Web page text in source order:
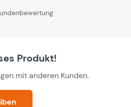
von 0 von 5 Sternen
Produkt!
mit anderen Kunden.